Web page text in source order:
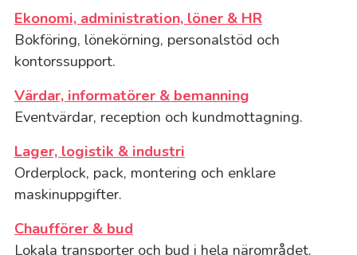
Ekonomi, administration, löner & HR
Bokföring, lönekörning, personalstöd och
kontorssupport.
Värdar, informatörer & bemanning
Eventvärdar, reception och kundmottagning.
Lager, logistik & industri
Orderplock, pack, montering och enklare
maskinuppgifter.
Chaufförer & bud
Lokala transporter och bud i hela närområdet.